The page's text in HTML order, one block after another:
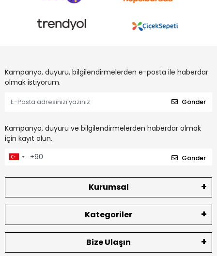
Kampanya, duyuru, bilgilendirmelerden e-posta ile haberdar
olmak istiyorum.
Gönder
Kampanya, duyuru ve bilgilendirmelerden haberdar olmak
için kayıt olun.
Gönder
Kurumsal
Kategoriler
Bize Ulaşın